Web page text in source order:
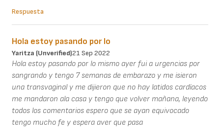
Respuesta
Hola estoy pasando por lo
Yaritza (unverified)21 Sep 2022
Hola estoy pasando por lo mismo ayer fui a urgencias por
sangrando y tengo 7 semanas de embarazo y me isieron
una transvaginal y me dijieron que no hay latidos cardíacos
me mandaron ala casa y tengo que volver mañana, leyendo
todos los comentarios espero que se ayan equivocado
tengo mucho fe y espera aver que pasa